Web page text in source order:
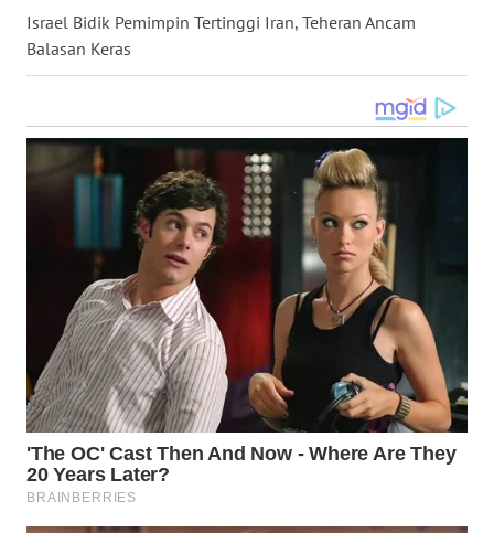
Israel Bidik Pemimpin Tertinggi Iran, Teheran Ancam
Balasan Keras
WN
BALI
WN
KALBAR
WN
KALTARA
WN
KALSEL
WN
KALTIM